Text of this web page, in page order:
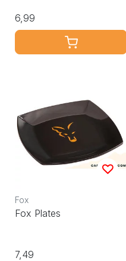
6,99
Fox
Fox Plates
7,49